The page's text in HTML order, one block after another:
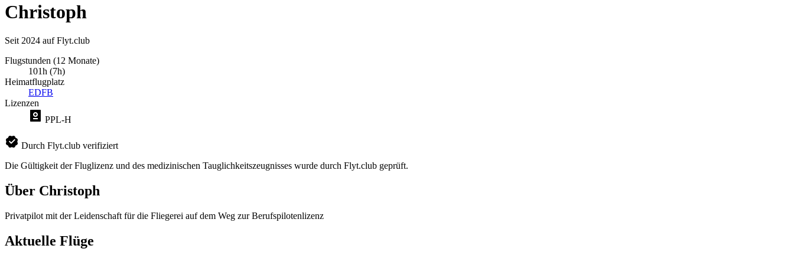
Christoph
Seit 2024 auf Flyt.club
Flugstunden (12 Monate)
101h (7h)
Heimatflugplatz
EDFB
Lizenzen
PPL-H
Durch Flyt.club verifiziert
Die Gültigkeit der Fluglizenz und des medizinischen Tauglichkeitszeugnisses wurde durch Flyt.club geprüft.
Über Christoph
Privatpilot mit der Leidenschaft für die Fliegerei auf dem Weg zur Berufspilotenlizenz
Aktuelle Flüge